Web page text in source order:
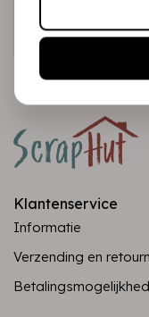
Abonneer
Klantenservice
Informatie
Verzending en